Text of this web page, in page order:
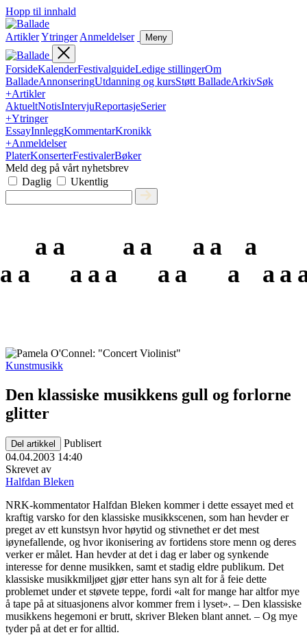
Hopp til innhald
ArtiklerYtringer Anmeldelser Meny
ForsideKalenderFestivalguideLedige stillingerOm
BalladeAnnonseringUtdanning og kursStøtt BalladeArkivSøk
+Artikler
AktueltNotisIntervjuReportasjeSerier
+Ytringer
EssayInnleggKommentarKronikk
+Anmeldelser
PlaterKonserterFestivalerBøker
Meld deg på vårt nyhetsbrev
Daglig
Ukentlig
a
a
a
a a
Kunstmusikk
Den klassiske musikkens gull og forlorne
glitter
Del artikkel
Publisert
04.04.2003 14:40
Skrevet av
Halfdan Bleken
NRK-kommentator Halfdan Bleken kommer i dette essayet med et
kraftig varsko for den klassiske musikkscenen, som han hevder er
preget av ett kunstsyn hvor høytid og stivnethet er det mest
iøynefallende, og hvor ikonisering av fortidens store menn og deres
verker er målet. Han hevder at det i dag er laber og synkende
interesse for denne musikken, samt et stadig eldre publikum. Det
klassiske musikkmiljøet gjør etter hans syn alt for å feie dette
problemet under et støvete teppe, fordi «alt for mange har altfor mye
å tape på at situasjonens alvor kommer frem i lyset». – Den klassiske
musikkens hegemoni er brutt, skriver Bleken blant annet. – Og mye
tyder på at det er for alltid.